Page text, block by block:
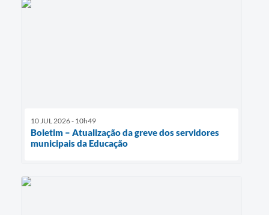
10 JUL 2026 - 10h49
Boletim – Atualização da greve dos servidores
municipais da Educação